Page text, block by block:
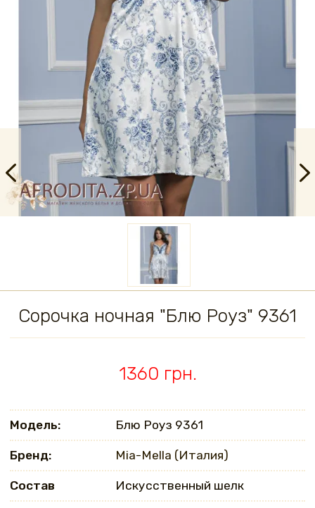
Сорочка ночная "Блю Роуз" 9361
1360 грн.
Модель: Блю Роуз 9361
Бренд: Mia-Mella (Италия)
Состав Искусственный шелк